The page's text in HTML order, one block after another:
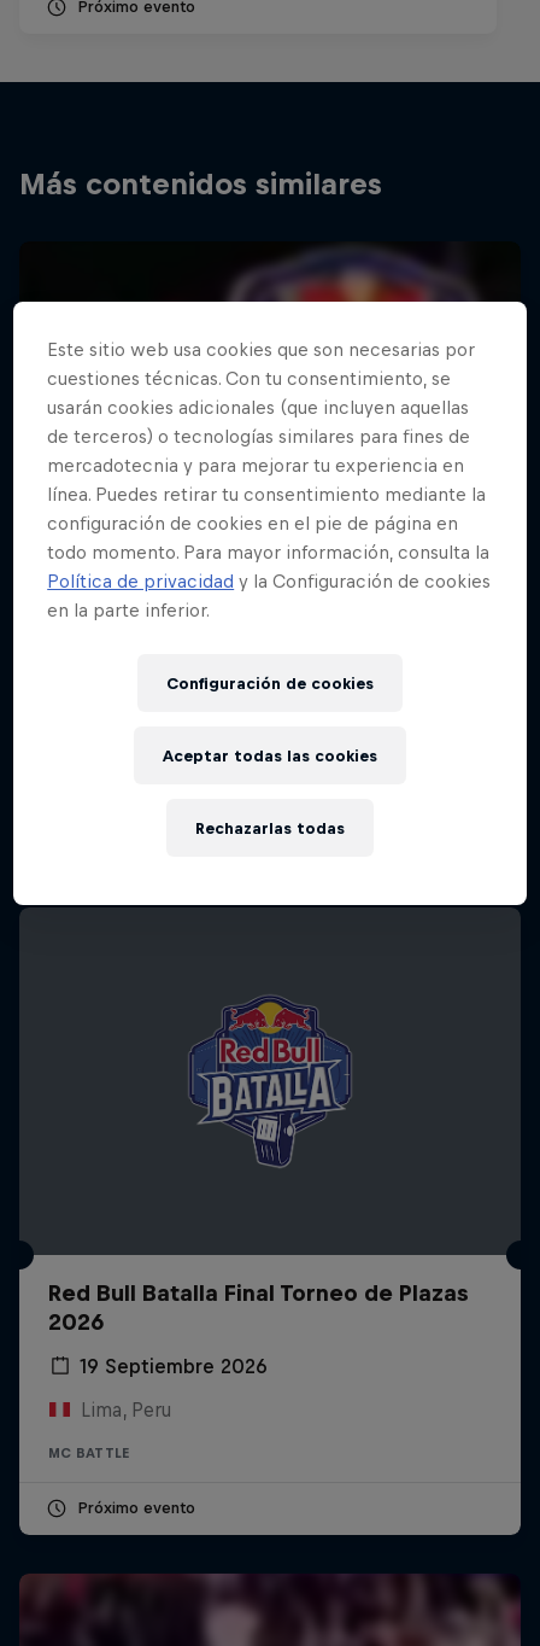
Próximo evento
Más contenidos similares
Red Bull Batalla Final Torneo de Plazas
2026
19 Septiembre 2026
Lima, Peru
MC BATTLE
Próximo evento
Este sitio web usa cookies que son necesarias por
cuestiones técnicas. Con tu consentimiento, se
usarán cookies adicionales (que incluyen aquellas
de terceros) o tecnologías similares para fines de
mercadotecnia y para mejorar tu experiencia en
línea. Puedes retirar tu consentimiento mediante la
configuración de cookies en el pie de página en
todo momento. Para mayor información, consulta la
Política de privacidad y la Configuración de cookies
en la parte inferior.
Configuración de cookies
Rechazarlas todas
Aceptar todas las cookies